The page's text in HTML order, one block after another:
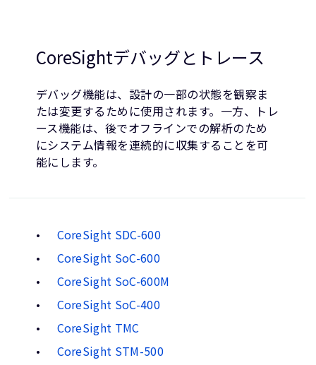
CoreSightデバッグとトレース
デバッグ機能は、設計の一部の状態を観察ま
たは変更するために使用されます。一方、トレ
ース機能は、後でオフラインでの解析のため
にシステム情報を連続的に収集することを可
能にします。
CoreSight SDC-600
CoreSight SoC-600
CoreSight SoC-600M
CoreSight SoC-400
CoreSight TMC
CoreSight STM-500